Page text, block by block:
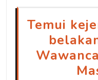
Temui